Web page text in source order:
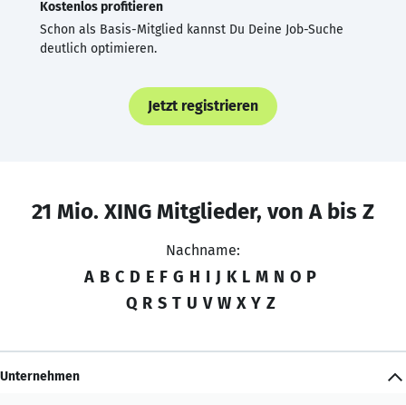
Kostenlos profitieren
Schon als Basis-Mitglied kannst Du Deine Job-Suche
deutlich optimieren.
Jetzt registrieren
21 Mio. XING Mitglieder, von A bis Z
Nachname:
A B C D E F G H I J K L M N O P
Q R S T U V W X Y Z
Unternehmen